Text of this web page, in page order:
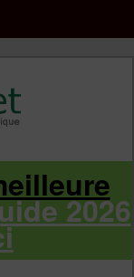
Kobo,
2026